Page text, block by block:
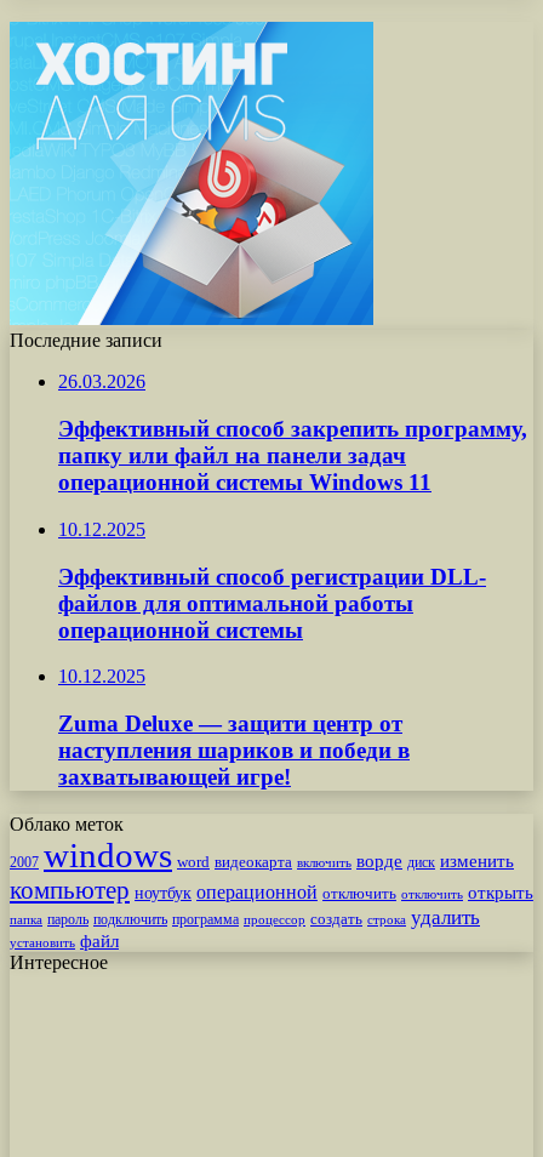
Последние записи
26.03.2026
Эффективный способ закрепить программу,
папку или файл на панели задач
операционной системы Windows 11
10.12.2025
Эффективный способ регистрации DLL-
файлов для оптимальной работы
операционной системы
10.12.2025
Zuma Deluxe — защити центр от
наступления шариков и победи в
захватывающей игре!
Облако меток
2007 windows word видеокарта включить ворде диск изменить
компьютер ноутбук операционной отключить отключить открыть
папка пароль подключить программа процессор создать строка удалить
установить файл
Интересное